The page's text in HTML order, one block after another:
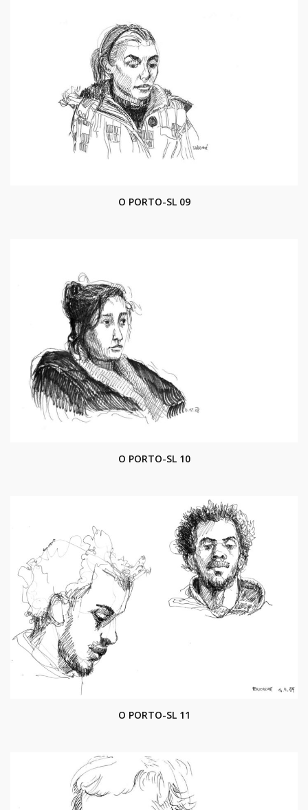
O PORTO-SL 09
O PORTO-SL 10
O PORTO-SL 11